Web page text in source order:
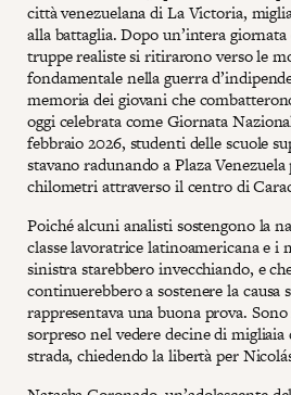
città venezuelana di La Victoria,
alla battaglia. Dopo un’intera
truppe realiste si ritirarono verso le
fondamentale nella guerra
memoria dei giovani che
oggi celebrata come Giornata
febbraio 2026, studenti delle scuole
stavano radunando a Plaza
chilometri attraverso il centro di
Poiché alcuni analisti sostengono la
classe lavoratrice latinoamericana e
sinistra starebbero invecchiando, e
continuerebbero a sostenere la causa
rappresentava una buona prova.
sorpreso nel vedere decine di
strada, chiedendo la libertà per